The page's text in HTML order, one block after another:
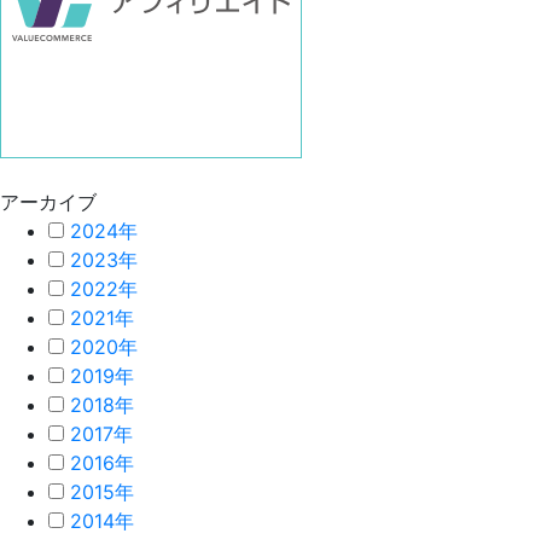
アーカイブ
2024年
2023年
2022年
2021年
2020年
2019年
2018年
2017年
2016年
2015年
2014年